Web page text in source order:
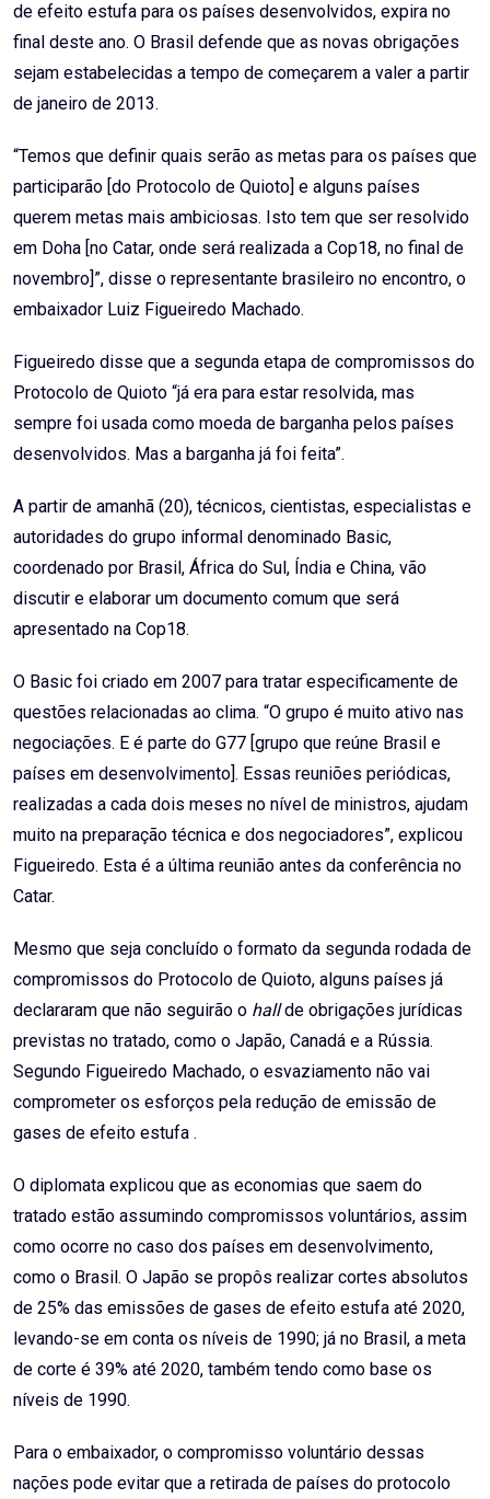
de efeito estufa para os países desenvolvidos, expira no
final deste ano. O Brasil defende que as novas obrigações
sejam estabelecidas a tempo de começarem a valer a partir
de janeiro de 2013.
“Temos que definir quais serão as metas para os países que
participarão [do Protocolo de Quioto] e alguns países
querem metas mais ambiciosas. Isto tem que ser resolvido
em Doha [no Catar, onde será realizada a Cop18, no final de
novembro]”, disse o representante brasileiro no encontro, o
embaixador Luiz Figueiredo Machado.
Figueiredo disse que a segunda etapa de compromissos do
Protocolo de Quioto “já era para estar resolvida, mas
sempre foi usada como moeda de barganha pelos países
desenvolvidos. Mas a barganha já foi feita”.
A partir de amanhã (20), técnicos, cientistas, especialistas e
autoridades do grupo informal denominado Basic,
coordenado por Brasil, África do Sul, Índia e China, vão
discutir e elaborar um documento comum que será
apresentado na Cop18.
O Basic foi criado em 2007 para tratar especificamente de
questões relacionadas ao clima. “O grupo é muito ativo nas
negociações. E é parte do G77 [grupo que reúne Brasil e
países em desenvolvimento]. Essas reuniões periódicas,
realizadas a cada dois meses no nível de ministros, ajudam
muito na preparação técnica e dos negociadores”, explicou
Figueiredo. Esta é a última reunião antes da conferência no
Catar.
Mesmo que seja concluído o formato da segunda rodada de
compromissos do Protocolo de Quioto, alguns países já
declararam que não seguirão o hallde obrigações jurídicas
previstas no tratado, como o Japão, Canadá e a Rússia.
Segundo Figueiredo Machado, o esvaziamento não vai
comprometer os esforços pela redução de emissão de
gases de efeito estufa .
O diplomata explicou que as economias que saem do
tratado estão assumindo compromissos voluntários, assim
como ocorre no caso dos países em desenvolvimento,
como o Brasil. O Japão se propôs realizar cortes absolutos
de 25% das emissões de gases de efeito estufa até 2020,
levando-se em conta os níveis de 1990; já no Brasil, a meta
de corte é 39% até 2020, também tendo como base os
níveis de 1990.
Para o embaixador, o compromisso voluntário dessas
nações pode evitar que a retirada de países do protocolo